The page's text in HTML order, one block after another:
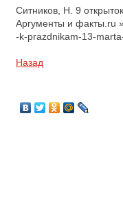
Ситников, Н. 9
Аргументы и факты.ru
-k-prazdnikam-13-
Назад